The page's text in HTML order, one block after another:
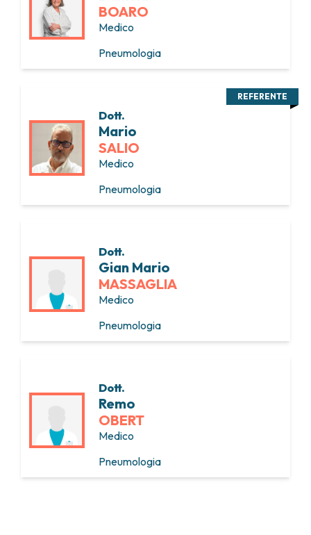
BOARO
Medico
Pneumologia
Dott.
Mario
SALIO
Medico
Pneumologia
REFERENTE
Dott.
Gian Mario
MASSAGLIA
Medico
Pneumologia
Dott.
Remo
OBERT
Medico
Pneumologia